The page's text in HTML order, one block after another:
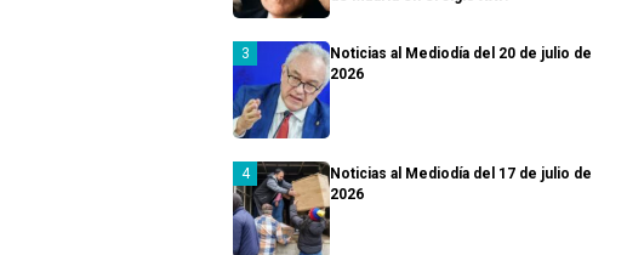
Noticias al Mediodía del 20 de julio de
2026
Noticias al Mediodía del 17 de julio de
2026